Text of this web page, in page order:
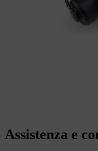
Assistenza e